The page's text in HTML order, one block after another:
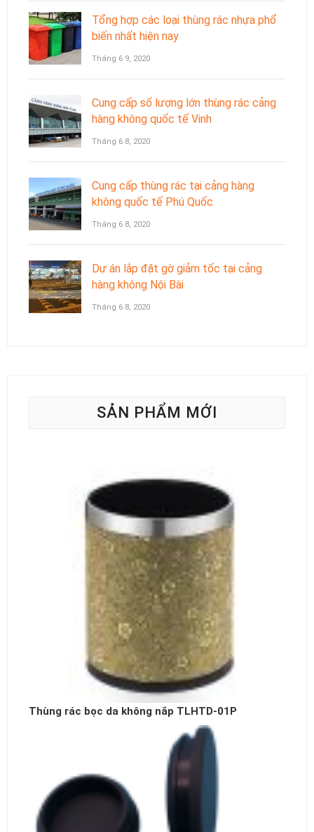
Tổng hợp các loại thùng rác nhựa phổ
biến nhất hiện nay
Tháng 6 9, 2020
Cung cấp số lượng lớn thùng rác cảng
hàng không quốc tế Vinh
Tháng 6 8, 2020
Cung cấp thùng rác tại cảng hàng
không quốc tế Phú Quốc
Tháng 6 8, 2020
Dự án lắp đặt gờ giảm tốc tại cảng
hàng không Nội Bài
Tháng 6 8, 2020
SẢN PHẨM MỚI
Thùng rác bọc da không nắp TLHTD-01P